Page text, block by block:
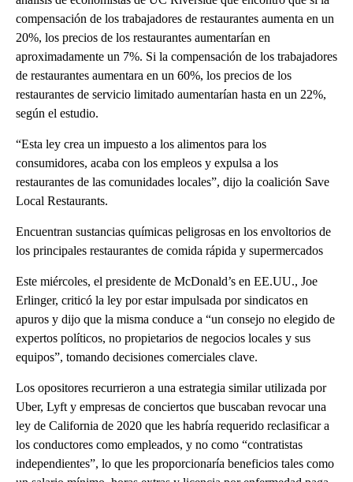
compensación de los trabajadores de restaurantes aumenta en un
20%, los precios de los restaurantes aumentarían en
aproximadamente un 7%. Si la compensación de los trabajadores
de restaurantes aumentara en un 60%, los precios de los
restaurantes de servicio limitado aumentarían hasta en un 22%,
según el estudio.
“Esta ley crea un impuesto a los alimentos para los
consumidores, acaba con los empleos y expulsa a los
restaurantes de las comunidades locales”, dijo la coalición Save
Local Restaurants.
Encuentran sustancias químicas peligrosas en los envoltorios de
los principales restaurantes de comida rápida y supermercados
Este miércoles, el presidente de McDonald’s en EE.UU., Joe
Erlinger, criticó la ley por estar impulsada por sindicatos en
apuros y dijo que la misma conduce a “un consejo no elegido de
expertos políticos, no propietarios de negocios locales y sus
equipos”, tomando decisiones comerciales clave.
Los opositores recurrieron a una estrategia similar utilizada por
Uber, Lyft y empresas de conciertos que buscaban revocar una
ley de California de 2020 que les habría requerido reclasificar a
los conductores como empleados, y no como “contratistas
independientes”, lo que les proporcionaría beneficios tales como